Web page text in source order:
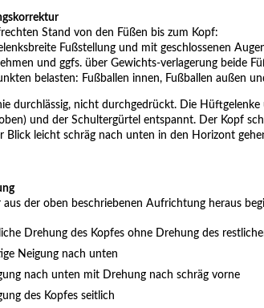
Stand von den Füßen bis zum Kopf:
Fußstellung und mit geschlossenen
und ggfs. über Gewichts-verlagerung beide
belasten: Fußballen innen, Fußballen außen
durchlässig, nicht durchgedrückt. Die
und der Schultergürtel entspannt. Der Kopf
Blick leicht schräg nach unten in den Horizont
aus der oben beschriebenen Aufrichtung heraus
Drehung des Kopfes ohne Drehung des
Neigung nach unten
nach unten mit Drehung nach schräg vorne
des Kopfes seitlich